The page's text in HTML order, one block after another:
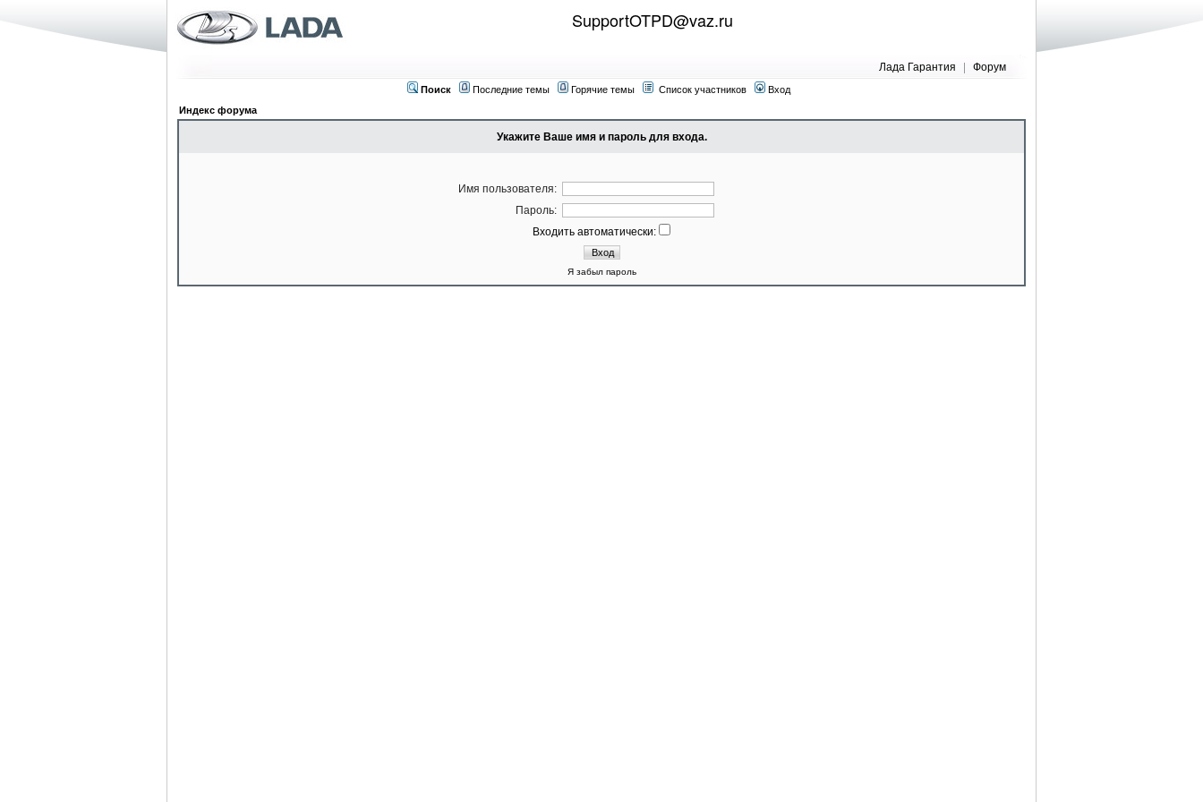
SupportOTPD@vaz.ru
Лада Гарантия | Форум
Поиск Последние темы Горячие темы Список участников
Вход
Индекс форума
Укажите Ваше имя и пароль для входа.
Имя пользователя:
Пароль:
Входить автоматически:
Я забыл пароль